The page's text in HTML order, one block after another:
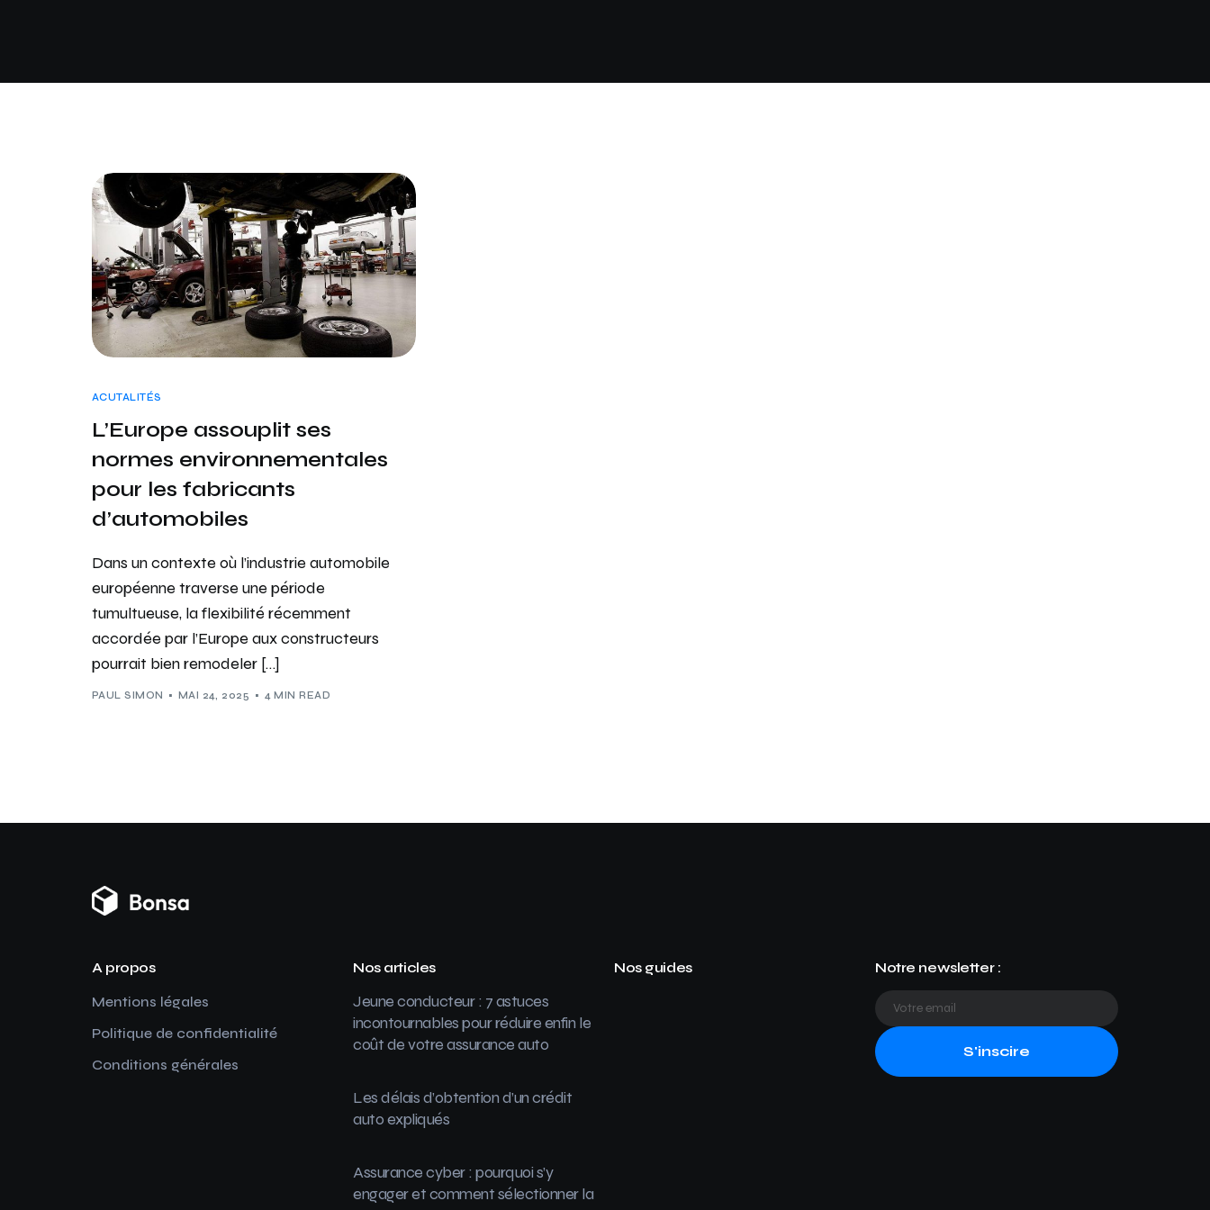
ACUTALITÉS
L’Europe assouplit ses
normes environnementales
pour les fabricants
d’automobiles
Dans un contexte où l’industrie automobile
européenne traverse une période
tumultueuse, la flexibilité récemment
accordée par l’Europe aux constructeurs
pourrait bien remodeler […]
PAUL SIMON MAI 24, 2025 4 MIN READ
A propos
Mentions légales
Politique de confidentialité
Conditions générales
Nos articles
Jeune conducteur : 7 astuces
incontournables pour réduire enfin le
coût de votre assurance auto
Les délais d’obtention d’un crédit
auto expliqués
Assurance cyber : pourquoi s’y
engager et comment sélectionner la
Nos guides Notre newsletter :
S'inscire